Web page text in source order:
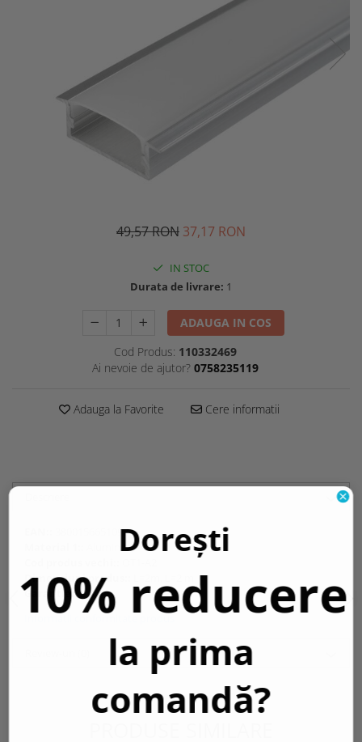
49,57 RON 37,17 RON
IN STOC
Durata de livrare: 1
ADAUGA IN COS
Cod Produs: 110332469
Ai nevoie de ajutor? 0758235119
Adauga la Favorite Cere informatii
3800156651098
Aluminiu
Dimensiuni produs::
Garantie::2 Ani
Informatii conformitate produs
Dorești
10% reducere
la prima
comandă?